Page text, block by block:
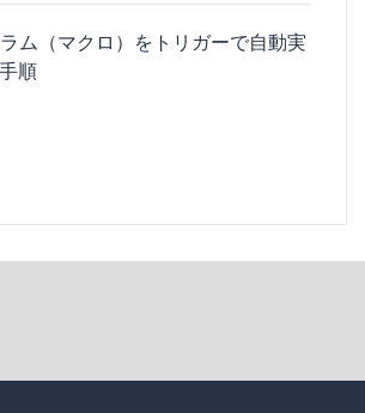
ム（マクロ）をトリガーで自動実
順